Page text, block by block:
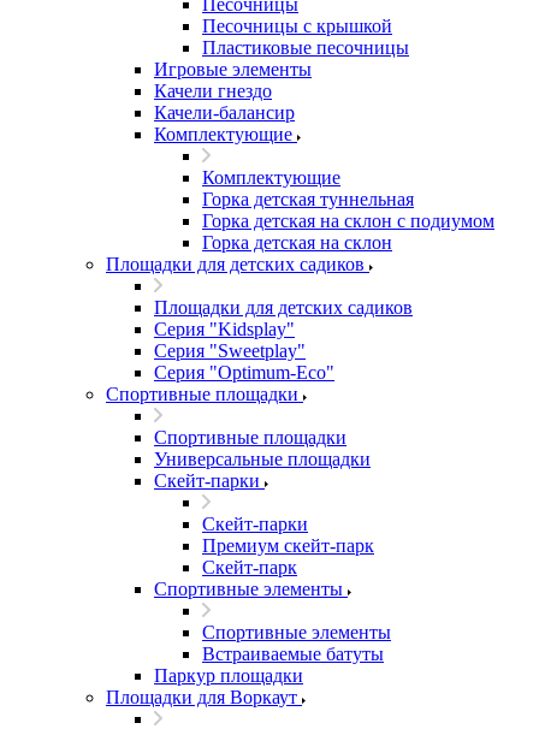
Песочницы
Песочницы с крышкой
Пластиковые песочницы
Игровые элементы
Качели гнездо
Качели-балансир
Комплектующие
Комплектующие
Горка детская туннельная
Горка детская на склон с подиумом
Горка детская на склон
Площадки для детских садиков
Площадки для детских садиков
Серия "Kidsplay"
Серия "Sweetplay"
Серия "Оptimum-Еco"
Спортивные площадки
Спортивные площадки
Универсальные площадки
Скейт-парки
Скейт-парки
Премиум скейт-парк
Скейт-парк
Спортивные элементы
Спортивные элементы
Встраиваемые батуты
Паркур площадки
Площадки для Воркаут